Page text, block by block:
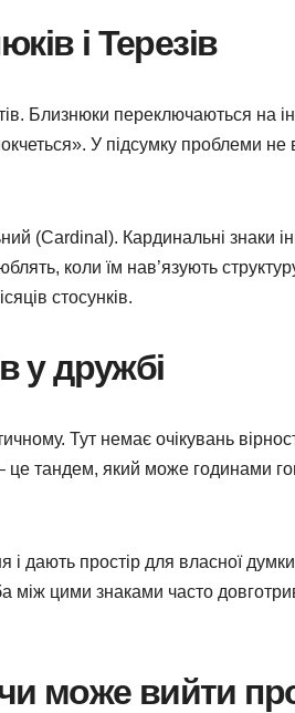
і Терезів
Близнюки переключаються на
У підсумку проблеми не
(Cardinal). Кардинальні знаки
коли їм нав’язують
стосунків.
у дружбі
Тут немає очікувань
це тандем, який може годинами
і дають простір для власної
між цими знаками часто
може вийти